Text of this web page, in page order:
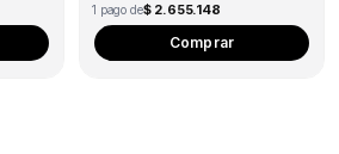
1 pago de$ 2.655.148
Comprar